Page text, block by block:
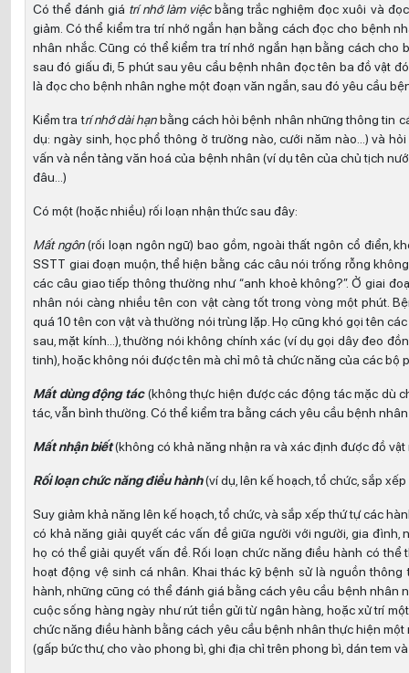
Có thể đánh giá trí nhớ làm việcbằng trắc nghiệm đọc xuôi và
giảm. Có thể kiểm tra trí nhớ ngắn hạn bằng cách đọc cho bệnh
nhân nhắc. Cũng có thể kiểm tra trí nhớ ngắn hạn bằng cách cho
sau đó giấu đi, 5 phút sau yêu cầu bệnh nhân đọc tên ba đồ vật
là đọc cho bệnh nhân nghe một đoạn văn ngắn, sau đó yêu cầu
Kiểm tra trí nhớ dài hạnbằng cách hỏi bệnh nhân những thông tin
dụ: ngày sinh, học phổ thông ở trường nào, cưới năm nào…) và
vấn và nền tảng văn hoá của bệnh nhân (ví dụ tên của chủ tịch
đâu…)
Có một (hoặc nhiều) rối loạn nhận thức sau đây:
Mất ngôn(rối loạn ngôn ngữ) bao gồm, ngoài thất ngôn cổ điển,
SSTT giai đoạn muộn, thể hiện bằng các câu nói trống rỗng
các câu giao tiếp thông thường như “anh khoẻ không?”. Ở giai
nhân nói càng nhiều tên con vật càng tốt trong vòng một phút.
quá 10 tên con vật và thường nói trùng lặp. Họ cũng khó gọi tên
sau, mặt kính…), thường nói không chính xác (ví dụ gọi dây đeo
tinh), hoặc không nói được tên mà chỉ mô tả chức năng của các bộ
Mất dùng động tác(không thực hiện được các động tác mặc dù
tác, vẫn bình thường. Có thể kiểm tra bằng cách yêu cầu bệnh
Mất nhận biết(không có khả năng nhận ra và xác định được đồ
Rối loạn chức năng điều hành(ví dụ, lên kế hoạch, tổ chức, sắp
Suy giảm khả năng lên kế hoạch, tổ chức, và sắp xếp thứ tự các
có khả năng giải quyết các vấn đề giữa người với người, gia đình,
họ có thể giải quyết vấn đề. Rối loạn chức năng điều hành có
hoạt động vệ sinh cá nhân. Khai thác kỹ bệnh sử là nguồn
hành, những cũng có thể đánh giá bằng cách yêu cầu bệnh nhân
cuộc sống hàng ngày như rút tiền gửi từ ngân hàng, hoặc xử trí
chức năng điều hành bằng cách yêu cầu bệnh nhân thực hiện
(gấp bức thư, cho vào phong bì, ghi địa chỉ trên phong bì, dán tem